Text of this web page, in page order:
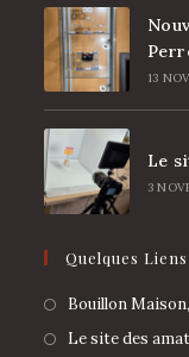
13
Le
3
Quelques
Bouillon
Le site des